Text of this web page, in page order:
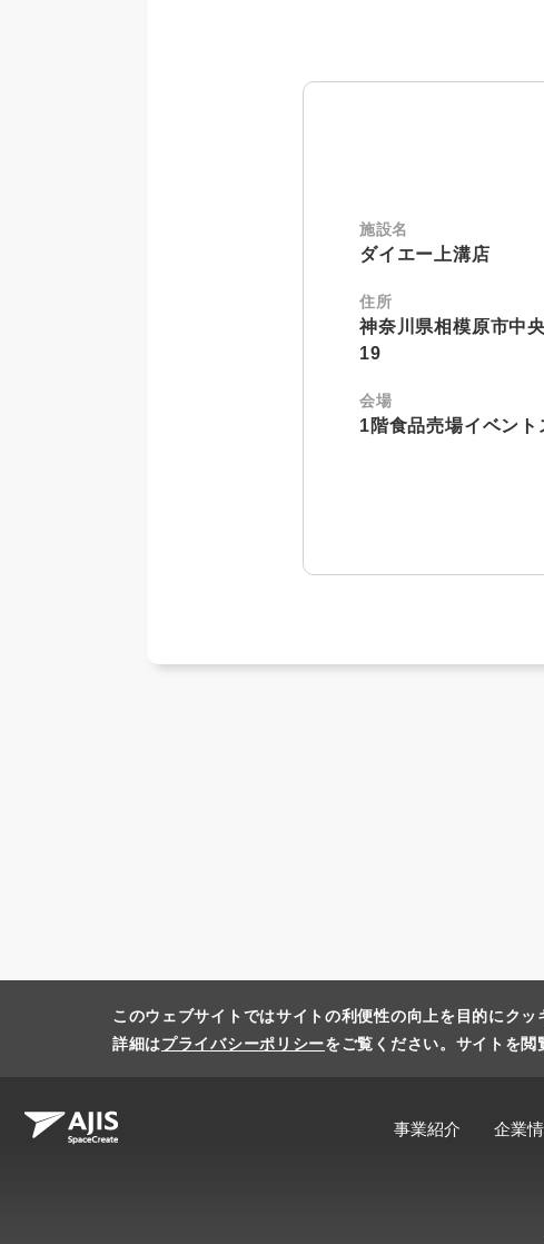
施設名
ダイエー上溝店
住所
神奈川県相模原市中
19
会場
1階食品売場イベント
事業紹介 企業
このウェブサイトではサイトの利便性の向上を目的にク
詳細はプライバシーポリシーをご覧ください。サイトを閲